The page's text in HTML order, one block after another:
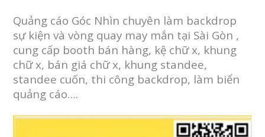
Quảng cáo Góc Nhìn chuyên làm backdrop
sự kiện và vòng quay may mắn tại Sài Gòn ,
cung cấp booth bán hàng, kệ chữ x, khung
chữ x, bán giá chữ x, khung standee,
standee cuốn, thi công backdrop, làm biển
quảng cáo….